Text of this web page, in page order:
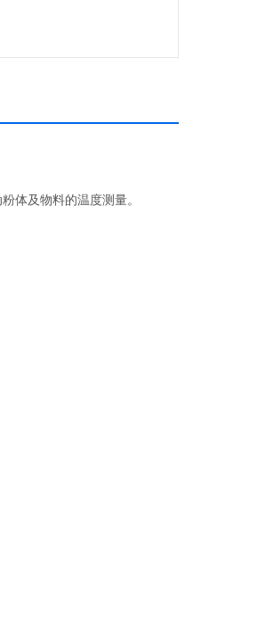
体及物料的温度测量。